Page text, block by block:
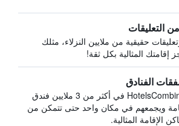
التعليقات
حقيقية من ملايين النزلاء، مثلك
إقامتك المثالية بكل ثقة!
الفنادق
يبحث HotelsCombined في أكثر من 3 ملايين فندق
ويجمعهم في مكان واحد حتى تتمكن من
الإقامة المثالية.